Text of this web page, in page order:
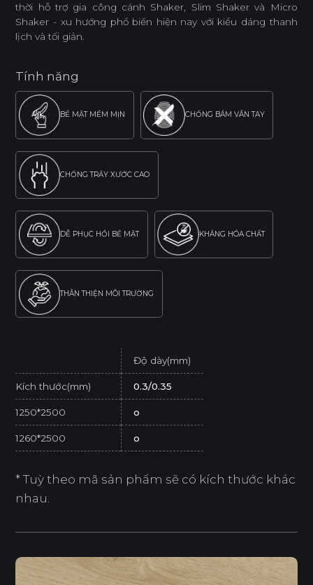
thời hỗ trợ gia công cánh Shaker, Slim Shaker và Micro
Shaker - xu hướng phổ biến hiện nay với kiểu dáng thanh
lịch và tối giản.
Tính năng
BỀ MẶT MỀM MỊN CHỐNG BÁM VÂN TAY
CHỐNG TRẦY XƯỚC CAO
DỄ PHỤC HỒI BỀ MẶT KHÁNG HÓA CHẤT
THÂN THIỆN MÔI TRƯỜNG
Độ dày(mm)
Kích thước(mm) 0.3/0.35
1250*2500 o
1260*2500 o
* Tuỳ theo mã sản phẩm sẽ có kích thước khác
nhau.